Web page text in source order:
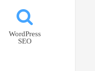
WordPress
SEO